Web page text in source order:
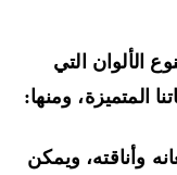
التي
ومنها:
ويمكن